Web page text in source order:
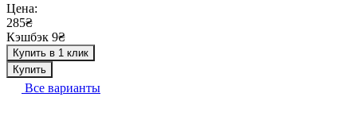
Цена:
285₴
Кэшбэк 9₴
Купить в 1 клик
Купить
Все варианты